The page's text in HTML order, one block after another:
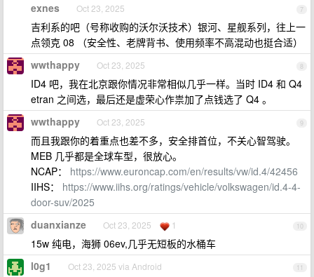
7
exnes Oct 23, 2025
吉利系的吧（号称收购的沃尔沃技术）银河、星舰系列，往上一
点领克 08 （安全性、老牌背书、使用频率不高混动也挺合适）
8
wwthappy Oct 23, 2025
ID4 吧，我在北京跟你情况非常相似几乎一样。当时 ID4 和 Q4
etran 之间选，最后还是虚荣心作祟加了点钱选了 Q4 。
9
wwthappy Oct 23, 2025
而且我跟你的着重点也差不多，安全排首位，不关心智驾驶。
MEB 几乎都是全球车型，很放心。
NCAP： https://www.euroncap.com/en/results/vw/id.4/42456
IIHS： https://www.iihs.org/ratings/vehicle/volkswagen/id.4-4-
door-suv/2025
10
duanxianze Oct 23, 2025 1
15w 纯电，海狮 06ev,几乎无短板的水桶车
11
l0g1 Oct 23, 2025 via Android